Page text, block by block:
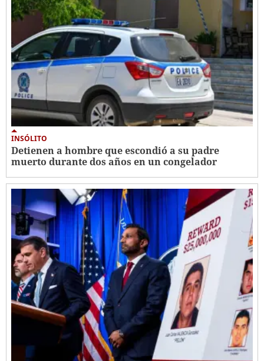
INSÓLITO
Detienen a hombre que escondió a su padre
muerto durante dos años en un congelador